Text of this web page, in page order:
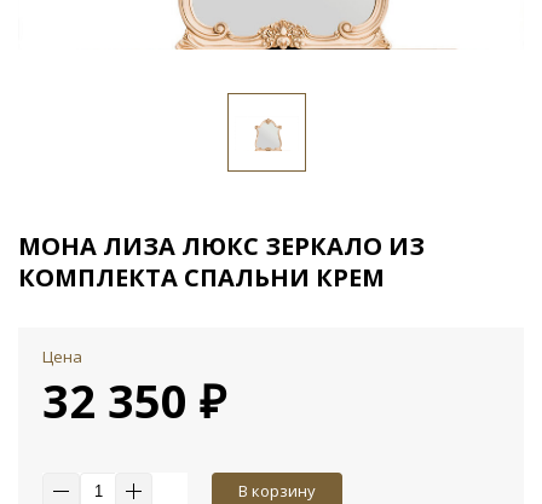
МОНА ЛИЗА ЛЮКС ЗЕРКАЛО ИЗ
КОМПЛЕКТА СПАЛЬНИ КРЕМ
Цена
32 350 ₽
В корзину